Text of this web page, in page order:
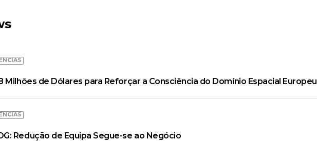
Milhões de Dólares para Reforçar a Consciência do Domínio Espacial Europeu
Redução de Equipa Segue-se ao Negócio